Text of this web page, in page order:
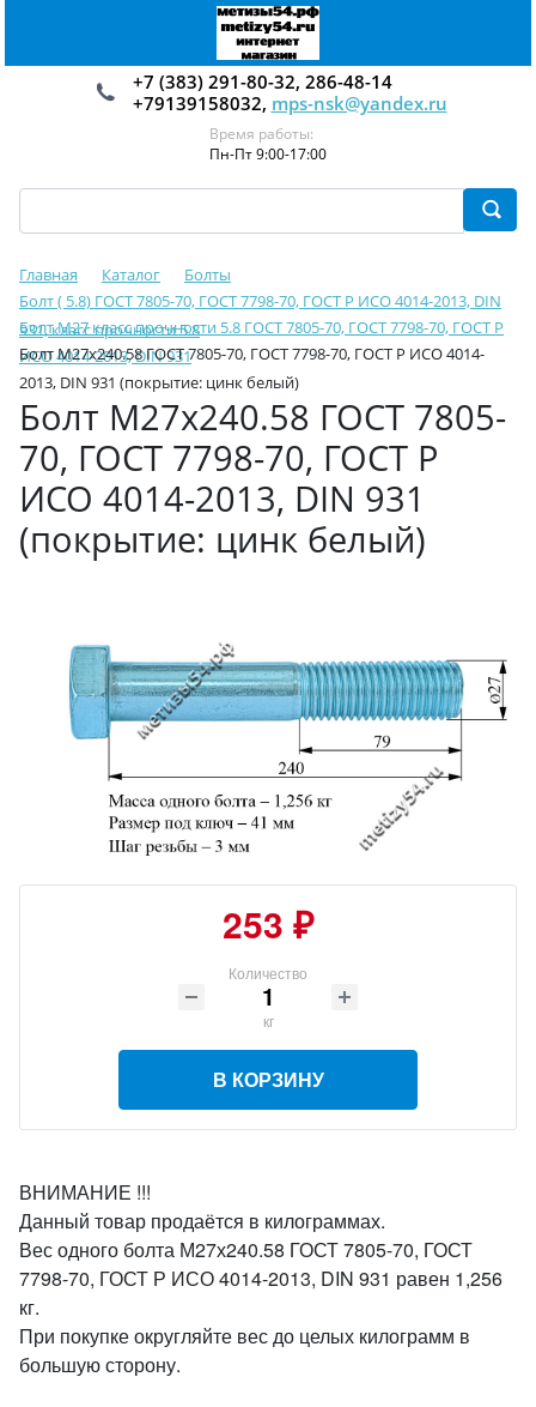
+7 (383) 291-80-32, 286-48-14
+79139158032, mps-nsk@yandex.ru
Время работы:
Пн-Пт 9:00-17:00
Главная Каталог
Болты
Болт ( 5.8) ГОСТ 7805-70, ГОСТ 7798-70, ГОСТ Р ИСО 4014-2013, DIN
931, класс прочности 5.8
Болт М27 класс прочности 5.8 ГОСТ 7805-70, ГОСТ 7798-70, ГОСТ Р
ИСО 4014-2013, DIN 931
Болт М27х240.58 ГОСТ 7805-70, ГОСТ 7798-70, ГОСТ Р ИСО 4014-
2013, DIN 931 (покрытие: цинк белый)
Болт М27х240.58 ГОСТ 7805-
70, ГОСТ 7798-70, ГОСТ Р
ИСО 4014-2013, DIN 931
(покрытие: цинк белый)
253 ₽
Количество
кг
В КОРЗИНУ
ВНИМАНИЕ !!!
Данный товар продаётся в килограммах.
Вес одного болта М27х240.58 ГОСТ 7805-70, ГОСТ
7798-70, ГОСТ Р ИСО 4014-2013, DIN 931 равен 1,256
кг.
При покупке округляйте вес до целых килограмм в
большую сторону.